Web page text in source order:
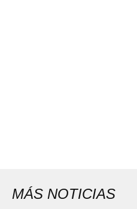
MÁS NOTICIAS